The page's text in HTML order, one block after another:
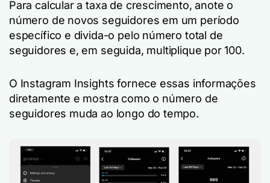
Para calcular a taxa de crescimento, anote o
número de novos seguidores em um período
específico e divida-o pelo número total de
seguidores e, em seguida, multiplique por 100.
O Instagram Insights fornece essas informações
diretamente e mostra como o número de
seguidores muda ao longo do tempo.